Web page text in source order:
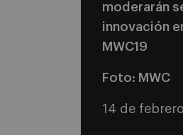
moderarán
innovación
MWC19
Foto: MWC
14 de